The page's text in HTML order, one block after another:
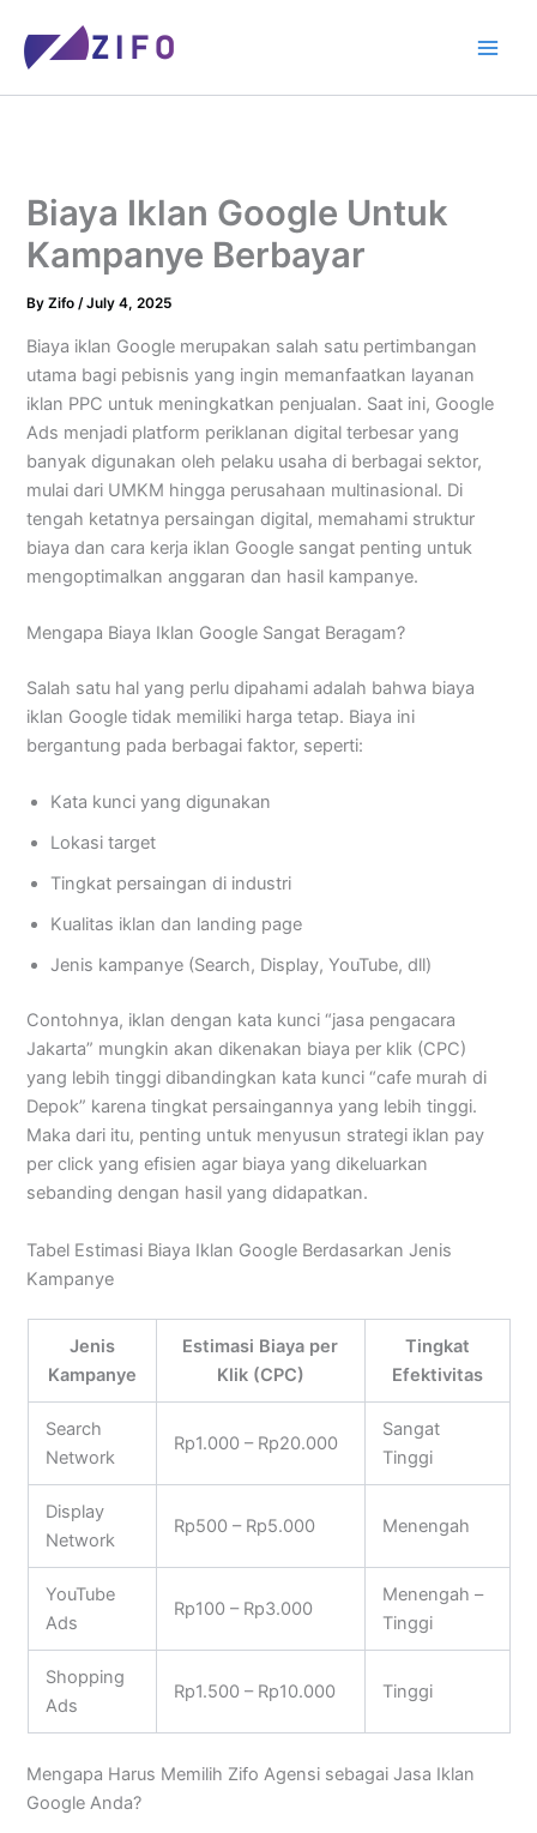
content
Biaya Iklan Google Untuk
Kampanye Berbayar
ByZifo/July 4, 2025
Biaya iklan Google merupakan salah satu pertimbangan
utama bagi pebisnis yang ingin memanfaatkan layanan
iklan PPC untuk meningkatkan penjualan. Saat ini, Google
Ads menjadi platform periklanan digital terbesar yang
banyak digunakan oleh pelaku usaha di berbagai sektor,
mulai dari UMKM hingga perusahaan multinasional. Di
tengah ketatnya persaingan digital, memahami struktur
biaya dan cara kerja iklan Google sangat penting untuk
mengoptimalkan anggaran dan hasil kampanye.
Mengapa Biaya Iklan Google Sangat Beragam?
Salah satu hal yang perlu dipahami adalah bahwa biaya
iklan Google tidak memiliki harga tetap. Biaya ini
bergantung pada berbagai faktor, seperti:
Kata kunci yang digunakan
Lokasi target
Tingkat persaingan di industri
Kualitas iklan dan landing page
Jenis kampanye (Search, Display, YouTube, dll)
Contohnya, iklan dengan kata kunci “jasa pengacara
Jakarta” mungkin akan dikenakan biaya per klik (CPC)
yang lebih tinggi dibandingkan kata kunci “cafe murah di
Depok” karena tingkat persaingannya yang lebih tinggi.
Maka dari itu, penting untuk menyusun strategi iklan pay
per click yang efisien agar biaya yang dikeluarkan
sebanding dengan hasil yang didapatkan.
Tabel Estimasi Biaya Iklan Google Berdasarkan Jenis
Kampanye
Jenis
Kampanye
Estimasi Biaya per
Klik (CPC)
Tingkat
Efektivitas
Search
Network
Rp1.000 – Rp20.000
Sangat
Tinggi
Display
Network
Rp500 – Rp5.000 Menengah
YouTube
Ads
Rp100 – Rp3.000
Menengah –
Tinggi
Shopping
Ads
Rp1.500 – Rp10.000 Tinggi
Mengapa Harus Memilih Zifo Agensi sebagai Jasa Iklan
Google Anda?